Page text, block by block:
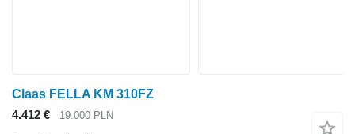
Claas FELLA KM 310FZ
4.412 €
19.000 PLN